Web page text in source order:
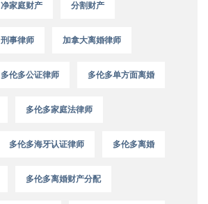
净家庭财产 分割财产
刑事律师 加拿大离婚律师
多伦多公证律师 多伦多单方面离婚
多伦多家庭法律师
多伦多海牙认证律师 多伦多离婚
多伦多离婚财产分配